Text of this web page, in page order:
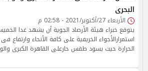
البحرى
الأربعاء 27/أكتوبر/2021 - 02:58 م
يتوقع خبراء هيئة الأرصاد الجوية أن يشهد غدا
استمرارالأجواء الخريفية على كافة الأنحاء وارتفاع
الحرارة حيث يسود طقس حارعلى القاهرة الكبرى